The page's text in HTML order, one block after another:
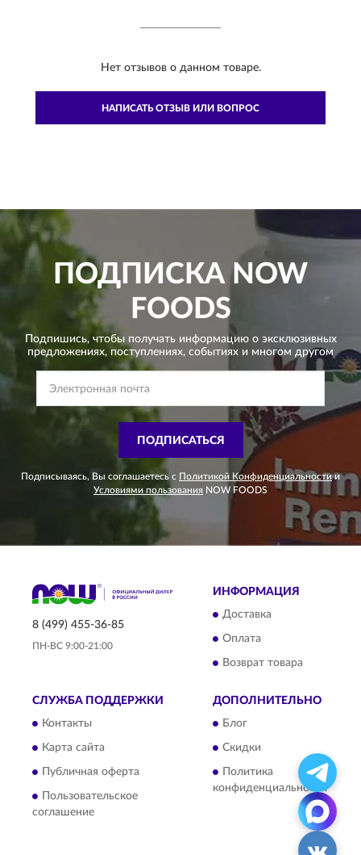
Нет отзывов о данном товаре.
НАПИСАТЬ ОТЗЫВ ИЛИ ВОПРОС
ПОДПИСКАNOW
FOODS
Подпишись, чтобы получать информацию о эксклюзивных
предложениях, поступлениях, событиях и многом другом
ПОДПИСАТЬСЯ
Подписываясь, Вы соглашаетесь с Политикой Конфиденциальности и
Условиями пользования NOW FOODS
8 (499) 455-36-85
ПН-ВС 9:00-21:00
ИНФОРМАЦИЯ
Доставка
Оплата
Возврат товара
СЛУЖБА ПОДДЕРЖКИ
Контакты
Карта сайта
Публичная оферта
Пользовательское
соглашение
ДОПОЛНИТЕЛЬНО
Блог
Скидки
Политика
конфиденциальности